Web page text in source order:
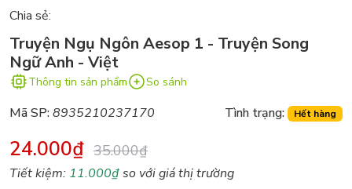
Chia sẻ:
Truyện Ngụ Ngôn Aesop 1 - Truyện Song
Ngữ Anh - Việt
Thông tin sản phẩm So sánh
Mã SP:8935210237170 Tình trạng: Hết hàng
24.000₫ 35.000₫
Tiết kiệm: 11.000₫so với giá thị trường